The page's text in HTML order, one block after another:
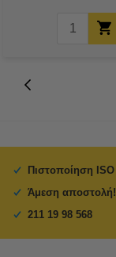
Πιστοποίηση ISO
Άμεση αποστολή!
211 19 98 568